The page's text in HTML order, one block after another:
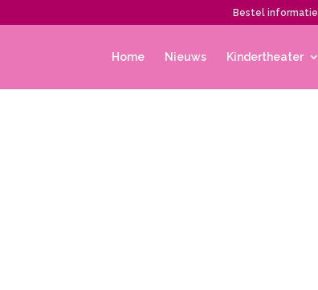
Bestel informatie
Home Nieuws Kindertheater